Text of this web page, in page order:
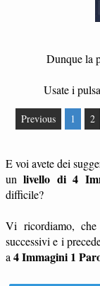
Dunque la
Usate i
Previous 1 2
E voi avete dei
unlivello di 4
difficile?
Vi ricordiamo,
successivi e i
a4 Immagini 1